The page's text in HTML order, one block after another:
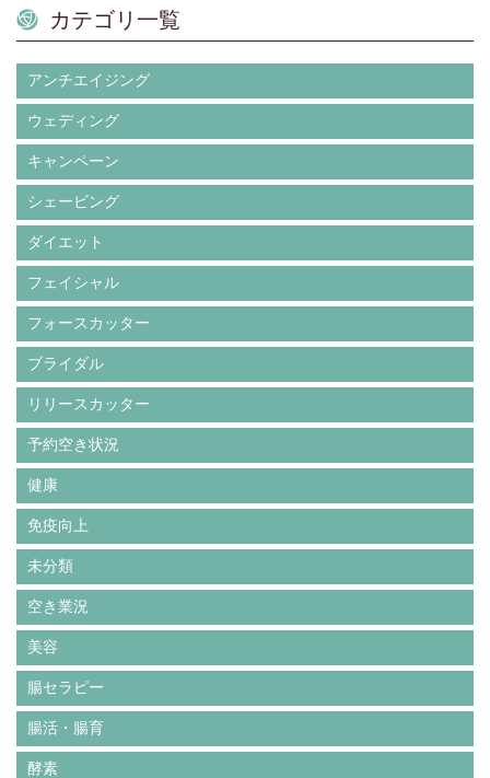
カテゴリ一覧
アンチエイジング
ウェディング
キャンペーン
シェービング
ダイエット
フェイシャル
フォースカッター
ブライダル
リリースカッター
予約空き状況
健康
免疫向上
未分類
空き業況
美容
腸セラピー
腸活・腸育
酵素